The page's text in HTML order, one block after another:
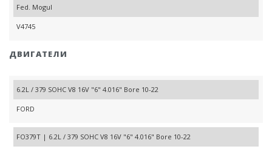
Fed. Mogul
V4745
ДВИГАТЕЛИ
6.2L / 379 SOHC V8 16V "6" 4.016" Bore 10-22
FORD
FO379T | 6.2L / 379 SOHC V8 16V "6" 4.016" Bore 10-22